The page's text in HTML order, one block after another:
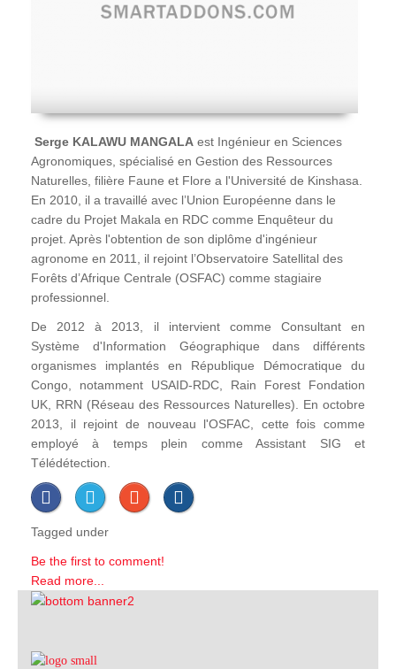
Serge KALAWU MANGALA est Ingénieur en Sciences
Agronomiques, spécialisé en Gestion des Ressources
Naturelles, filière Faune et Flore a l'Université de Kinshasa.
En 2010, il a travaillé avec l’Union Européenne dans le
cadre du Projet Makala en RDC comme Enquêteur du
projet. Après l'obtention de son diplôme d'ingénieur
agronome en 2011, il rejoint l’Observatoire Satellital des
Forêts d’Afrique Centrale (OSFAC) comme stagiaire
professionnel.
De 2012 à 2013, il intervient comme Consultant en
Système d'Information Géographique dans différents
organismes implantés en République Démocratique du
Congo, notamment USAID-RDC, Rain Forest Fondation
UK, RRN (Réseau des Ressources Naturelles). En octobre
2013, il rejoint de nouveau l'OSFAC, cette fois comme
employé à temps plein comme Assistant SIG et
Télédétection.
Tagged under
Be the first to comment!
Read more...